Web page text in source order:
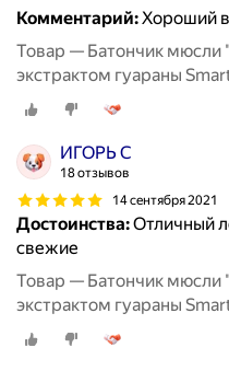
Комментарий:Хороший
Товар — Батончик мюсли
экстрактом гуараны
ИГОРЬ С
18 отзывов
14 сентября 2021
Достоинства:Отличный
свежие
Товар — Батончик мюсли
экстрактом гуараны